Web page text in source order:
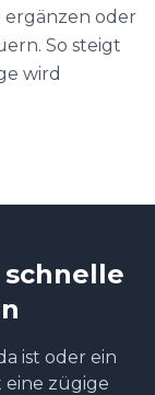
oder
So steigt
wird
ist oder ein
eine zügige